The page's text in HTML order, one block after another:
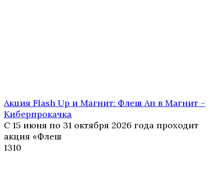
Акция Flash Up и Магнит: Флеш Ап в Магнит –
Киберпрокачка
С 15 июня по 31 октября 2026 года проходит
акция «Флеш
1310